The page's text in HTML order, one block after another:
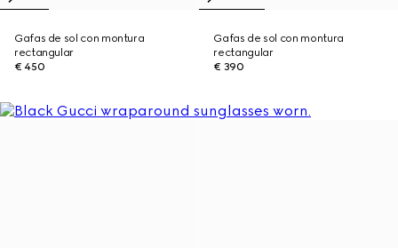
Gafas de sol con montura
rectangular
€ 450
Gafas de sol con montura
rectangular
€ 390